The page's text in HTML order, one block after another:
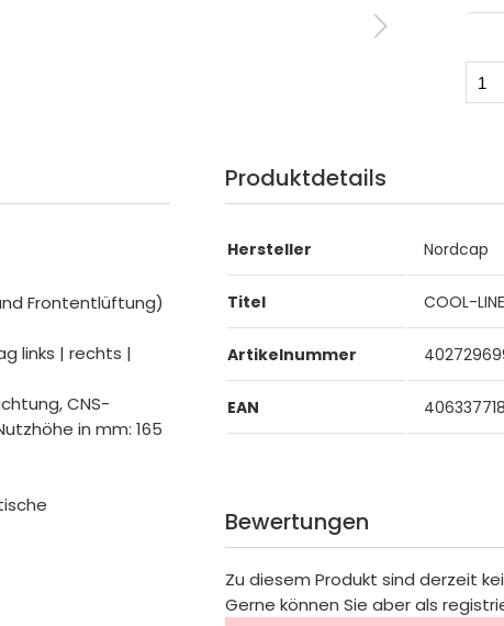
Frontentlüftung)
links | rechts |
CNS-
in mm: 165
Produktdetails
Hersteller Nordcap
Titel COOL-
Artikelnummer
EAN
Bewertungen
Zu diesem Produkt sind derzeit
Gerne können Sie aber als